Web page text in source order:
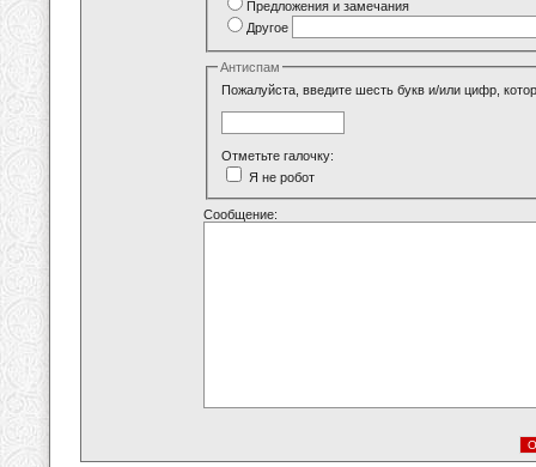
Предложения и замечания
Другое
Антиспам
Пожалуйста, введите шесть букв и/или цифр,
Отметьте галочку:
Я не робот
Сообщение: